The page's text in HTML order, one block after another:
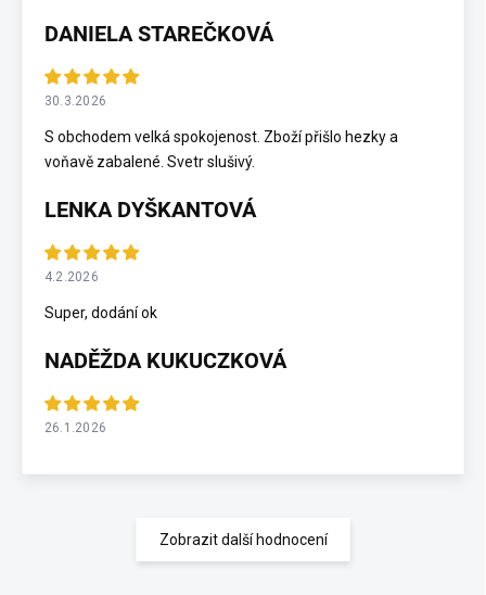
DANIELA STAREČKOVÁ
30.3.2026
S obchodem velká spokojenost. Zboží přišlo hezky a
voňavě zabalené. Svetr slušivý.
LENKA DYŠKANTOVÁ
4.2.2026
Super, dodání ok
NADĚŽDA KUKUCZKOVÁ
26.1.2026
Zobrazit další hodnocení